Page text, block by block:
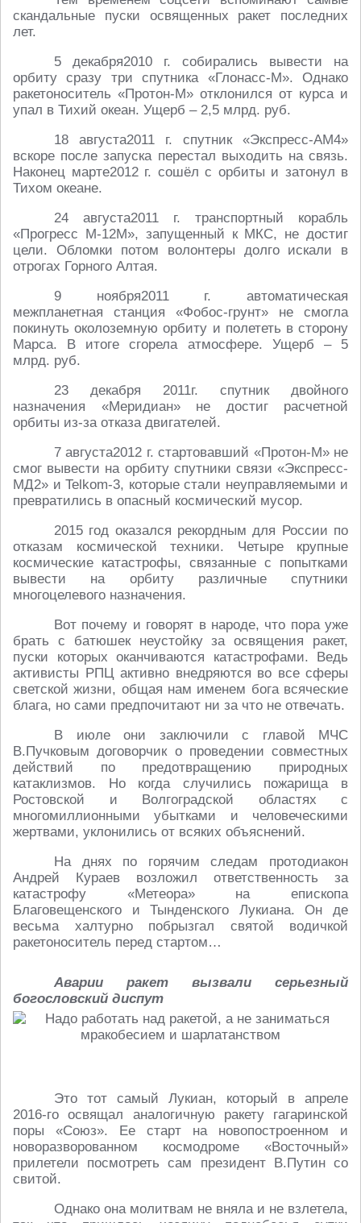
скандальные пуски освященных ракет последних
лет.
5 декабря2010 г. собирались вывести на
орбиту сразу три спутника «Глонасс-М». Однако
ракетоноситель «Протон-М» отклонился от курса и
упал в Тихий океан. Ущерб – 2,5 млрд. руб.
18 августа2011 г. спутник «Экспресс-АМ4»
вскоре после запуска перестал выходить на связь.
Наконец марте2012 г. сошёл с орбиты и затонул в
Тихом океане.
24 августа2011 г. транспортный корабль
«Прогресс М-12М», запущенный к МКС, не достиг
цели. Обломки потом волонтеры долго искали в
отрогах Горного Алтая.
9 ноября2011 г. автоматическая
межпланетная станция «Фобос-грунт» не смогла
покинуть околоземную орбиту и полететь в сторону
Марса. В итоге сгорела атмосфере. Ущерб – 5
млрд. руб.
23 декабря 2011г. спутник двойного
назначения «Меридиан» не достиг расчетной
орбиты из-за отказа двигателей.
7 августа2012 г. стартовавший «Протон-М» не
смог вывести на орбиту спутники связи «Экспресс-
МД2» и Telkom-3, которые стали неуправляемыми и
превратились в опасный космический мусор.
2015 год оказался рекордным для России по
отказам космической техники. Четыре крупные
космические катастрофы, связанные с попытками
вывести на орбиту различные спутники
многоцелевого назначения.
Вот почему и говорят в народе, что пора уже
брать с батюшек неустойку за освящения ракет,
пуски которых оканчиваются катастрофами. Ведь
активисты РПЦ активно внедряются во все сферы
светской жизни, общая нам именем бога всяческие
блага, но сами предпочитают ни за что не отвечать.
В июле они заключили с главой МЧС
В.Пучковым договорчик о проведении совместных
действий по предотвращению природных
катаклизмов. Но когда случились пожарища в
Ростовской и Волгоградской областях с
многомиллионными убытками и человеческими
жертвами, уклонились от всяких объяснений.
На днях по горячим следам протодиакон
Андрей Кураев возложил ответственность за
катастрофу «Метеора» на епископа
Благовещенского и Тынденского Лукиана. Он де
весьма халтурно побрызгал святой водичкой
ракетоноситель перед стартом…
Аварии ракет вызвали серьезный
богословский диспут
Это тот самый Лукиан, который в апреле
2016-го освящал аналогичную ракету гагаринской
поры «Союз». Ее старт на новопостроенном и
новоразворованном космодроме «Восточный»
прилетели посмотреть сам президент В.Путин со
свитой.
Однако она молитвам не вняла и не взлетела,